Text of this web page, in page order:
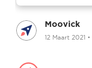
Moovick
12 Maart 2021 •